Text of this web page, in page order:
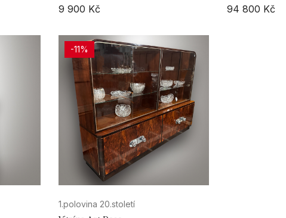
9 900 Kč 94 800 Kč
-11%
1.polovina 20.století